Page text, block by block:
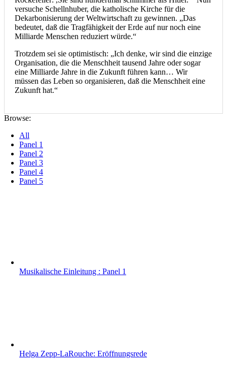
versuche Schellnhuber, die katholische Kirche für die
Dekarbonisierung der Weltwirtschaft zu gewinnen. „Das
bedeutet, daß die Tragfähigkeit der Erde auf nur noch eine
Milliarde Menschen reduziert würde.“
Trotzdem sei sie optimistisch: „Ich denke, wir sind die einzige
Organisation, die die Menschheit tausend Jahre oder sogar
eine Milliarde Jahre in die Zukunft führen kann… Wir
müssen das Leben so organisieren, daß die Menschheit eine
Zukunft hat.“
Browse:
All
Panel 1
Panel 2
Panel 3
Panel 4
Panel 5
Musikalische Einleitung : Panel 1
Helga Zepp-LaRouche: Eröffnungsrede